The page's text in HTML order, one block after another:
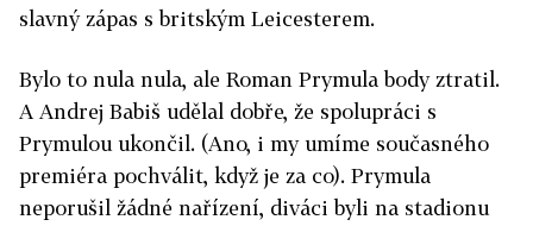
slavný zápas s britským Leicesterem.
Bylo to nula nula, ale Roman Prymula body ztratil.
A Andrej Babiš udělal dobře, že spolupráci s
Prymulou ukončil. (Ano, i my umíme současného
premiéra pochválit, když je za co). Prymula
neporušil žádné nařízení, diváci byli na stadionu